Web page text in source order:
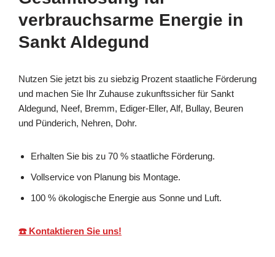
verbrauchsarme Energie in
Sankt Aldegund
Nutzen Sie jetzt bis zu siebzig Prozent staatliche Förderung
und machen Sie Ihr Zuhause zukunftssicher für Sankt
Aldegund, Neef, Bremm, Ediger-Eller, Alf, Bullay, Beuren
und Pünderich, Nehren, Dohr.
Erhalten Sie bis zu 70 % staatliche Förderung.
Vollservice von Planung bis Montage.
100 % ökologische Energie aus Sonne und Luft.
☎️ Kontaktieren Sie uns!